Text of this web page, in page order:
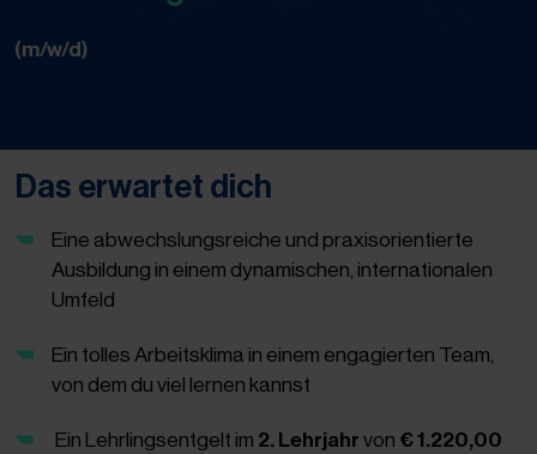
(m/w/d)
Das erwartet dich
Eine abwechslungsreiche und praxisorientierte
Ausbildung in einem dynamischen, internationalen
Umfeld
Ein tolles Arbeitsklima in einem engagierten Team,
von dem du viel lernen kannst
Ein Lehrlingsentgelt im 2. Lehrjahr von € 1.220,00